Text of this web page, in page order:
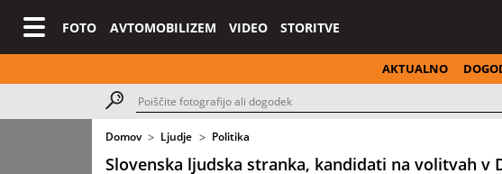
FOTO AVTOMOBILIZEM VIDEO STORITVE
AKTUALNO
Domov Ljudje Politika
Slovenska ljudska stranka, kandidati na volitvah v